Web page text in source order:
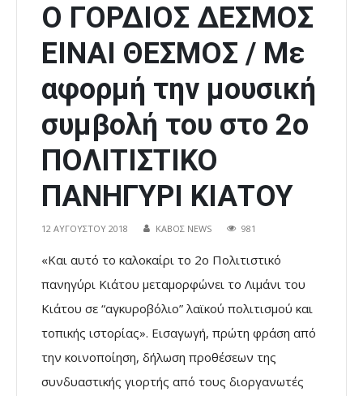
Ο ΓΟΡΔΙΟΣ ΔΕΣΜΟΣ
ΕΙΝΑΙ ΘΕΣΜΟΣ / Με
αφορμή την μουσική
συμβολή του στο 2ο
ΠΟΛΙΤΙΣΤΙΚΟ
ΠΑΝΗΓΥΡΙ ΚΙΑΤΟΥ
12 ΑΥΓΟΎΣΤΟΥ 2018 ΚΑΒΟΣ NEWS 981
«Και αυτό το καλοκαίρι το 2ο Πολιτιστικό
πανηγύρι Κιάτου μεταμορφώνει το Λιμάνι του
Κιάτου σε “αγκυροβόλιο” λαϊκού πολιτισμού και
τοπικής ιστορίας». Εισαγωγή, πρώτη φράση από
την κοινοποίηση, δήλωση προθέσεων της
συνδυαστικής γιορτής από τους διοργανωτές